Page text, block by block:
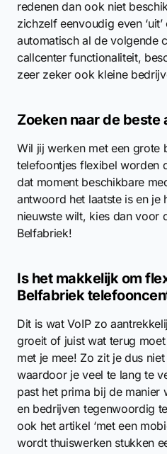
redenen dan ook niet
zichzelf eenvoudig even
automatisch al de volgende
callcenter functionaliteit,
zeer zeker ook kleine
Zoeken naar de beste
Wil jij werken met een grote
telefoontjes flexibel worden
dat moment beschikbare
antwoord het laatste is en je
nieuwste wilt, kies dan voor
Belfabriek!
Is het makkelijk om
Belfabriek
Dit is wat VoIP zo
groeit of juist wat terug
met je mee! Zo zit je dus
waardoor je veel te lang te
past het prima bij de manier
en bedrijven tegenwoordig
ook het artikel ‘met een
wordt thuiswerken stukken